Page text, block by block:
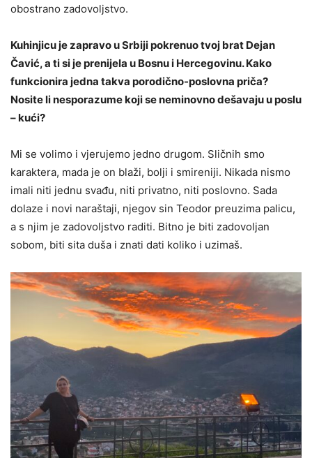
obostrano zadovoljstvo.
Kuhinjicu je zapravo u Srbiji pokrenuo tvoj brat Dejan
Čavić, a ti si je prenijela u Bosnu i Hercegovinu. Kako
funkcionira jedna takva porodično-poslovna priča?
Nosite li nesporazume koji se neminovno dešavaju u poslu
– kući?
Mi se volimo i vjerujemo jedno drugom. Sličnih smo
karaktera, mada je on blaži, bolji i smireniji. Nikada nismo
imali niti jednu svađu, niti privatno, niti poslovno. Sada
dolaze i novi naraštaji, njegov sin Teodor preuzima palicu,
a s njim je zadovoljstvo raditi. Bitno je biti zadovoljan
sobom, biti sita duša i znati dati koliko i uzimaš.